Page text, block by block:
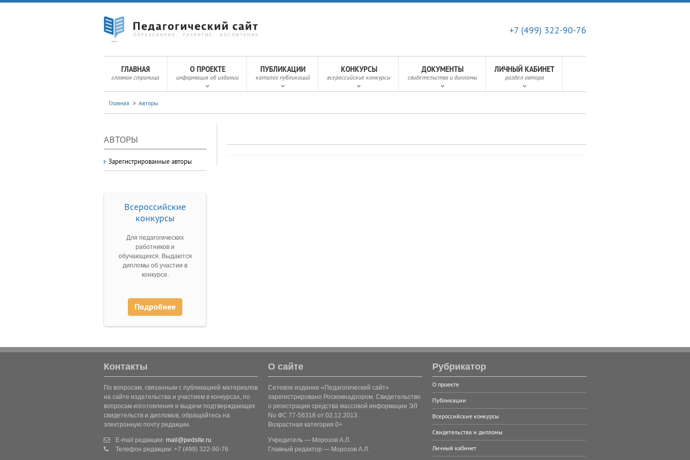
+7 (499) 322-90-76
ГЛАВНАЯ
главная страница
О ПРОЕКТЕ
информация об издании
ПУБЛИКАЦИИ
каталог публикаций
КОНКУРСЫ
всероссийские конкурсы
ДОКУМЕНТЫ
свидетельства и дипломы
ЛИЧНЫЙ КАБИНЕТ
раздел автора
Главная Авторы
АВТОРЫ
Зарегистрированные авторы
Всероссийские
конкурсы
Для педагогических
работников и
обучающихся. Выдаются
дипломы об участии в
конкурсе.
Подробнее
Контакты
По вопросам, связанным с публикацией материалов
на сайте издательства и участием в конкурсах, по
вопросам изготовления и выдачи подтверждающих
свидетельств и дипломов, обращайтесь на
электронную почту редакции.
E-mail редакции: mail@pedsite.ru
Телефон редакции: +7 (499) 322-90-76
О сайте
Сетевое издание «Педагогический сайт»
зарегистрировано Роскомнадзором. Свидетельство
о регистрации средства массовой информации ЭЛ
No ФС 77-56318 от 02.12.2013.
Возрастная категория 0+
Учредитель — Морозов А.Л.
Главный редактор — Морозов А.Л.
Рубрикатор
О проекте
Публикации
Всероссийские конкурсы
Свидетельства и дипломы
Личный кабинет